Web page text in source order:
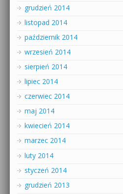
grudzień 2014
listopad 2014
październik 2014
wrzesień 2014
sierpień 2014
lipiec 2014
czerwiec 2014
maj 2014
kwiecień 2014
marzec 2014
luty 2014
styczeń 2014
grudzień 2013